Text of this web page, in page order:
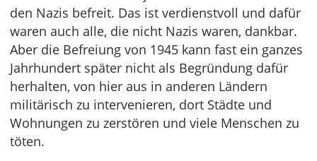
den Nazis befreit. Das ist verdienstvoll und dafür
waren auch alle, die nicht Nazis waren, dankbar.
Aber die Befreiung von 1945 kann fast ein ganzes
Jahrhundert später nicht als Begründung dafür
herhalten, von hier aus in anderen Ländern
militärisch zu intervenieren, dort Städte und
Wohnungen zu zerstören und viele Menschen zu
töten.